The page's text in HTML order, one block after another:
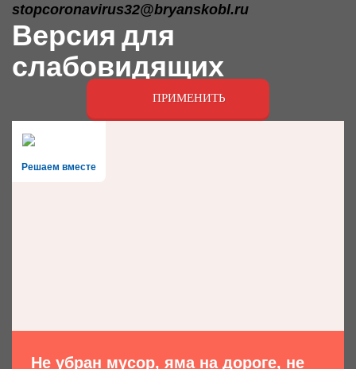
stopcoronavirus32@bryanskobl.ru
Версия для
слабовидящих
ПРИМЕНИТЬ
Решаем вместе
Не убран мусор, яма на дороге, не